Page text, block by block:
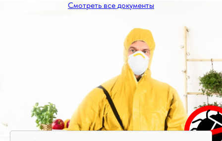
Смотреть все документы